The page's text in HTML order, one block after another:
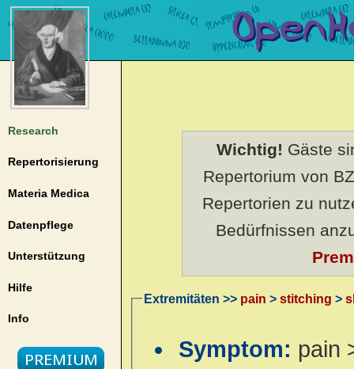
Research
Repertorisierung
Materia Medica
Datenpflege
Unterstützung
Hilfe
Info
Wichtig! Gäste
Repertorium von
Repertorien zu
Bedürfnissen
Extremitäten >> pain > stitching >
Symptom: pain